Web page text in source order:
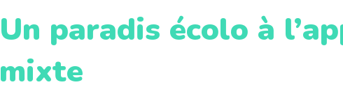
Un paradis écolo à
mixte